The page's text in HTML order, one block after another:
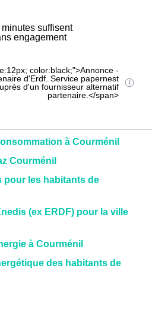
suffisent
engagement
color:black;">Annonce -
d'Erdf. Service papernest
d'un fournisseur alternatif
partenaire.</span>
à Courménil
Courménil
pour les habitants de
(ex ERDF) pour la ville
à Courménil
des habitants de